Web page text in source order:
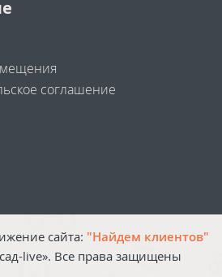
соглашение
сайта: "Найдем клиентов"
live». Все права защищены